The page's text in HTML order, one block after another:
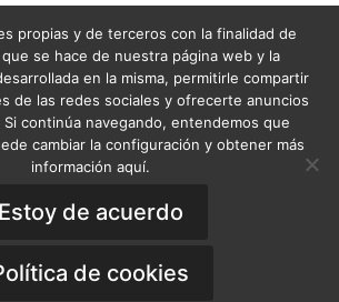
Generales de Venta
y condiciones
Política de Cookies
of Sale ·Privacy Policy
© 2019 - OOA Online Orthodontics
propias y de terceros con la finalidad de
se hace de nuestra página web y la
en la misma, permitirle compartir
de las redes sociales y ofrecerte anuncios
Si continúa navegando, entendemos que
cambiar la configuración y obtener más
información aquí.
Estoy de acuerdo
de cookies